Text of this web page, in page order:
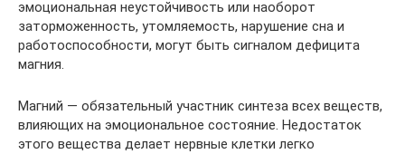
эмоциональная неустойчивость или наоборот
заторможенность, утомляемость, нарушение сна и
работоспособности, могут быть сигналом дефицита
магния.
Магний — обязательный участник синтеза всех веществ,
влияющих на эмоциональное состояние. Недостаток
этого вещества делает нервные клетки легко